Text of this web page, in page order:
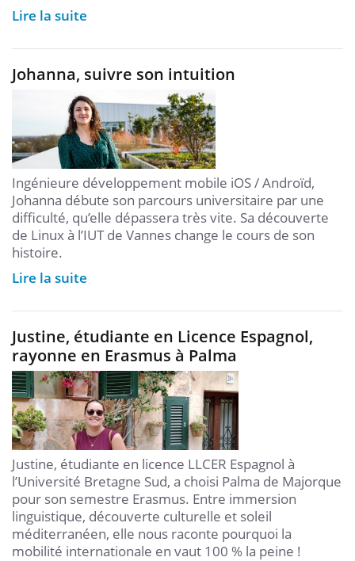
Lire la suite
Johanna, suivre son intuition
Ingénieure développement mobile iOS / Androïd,
Johanna débute son parcours universitaire par une
difficulté, qu’elle dépassera très vite. Sa découverte
de Linux à l’IUT de Vannes change le cours de son
histoire.
Lire la suite
Justine, étudiante en Licence Espagnol,
rayonne en Erasmus à Palma
Justine, étudiante en licence LLCER Espagnol à
l’Université Bretagne Sud, a choisi Palma de Majorque
pour son semestre Erasmus. Entre immersion
linguistique, découverte culturelle et soleil
méditerranéen, elle nous raconte pourquoi la
mobilité internationale en vaut 100 % la peine !